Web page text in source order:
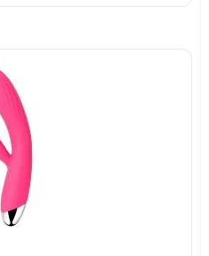
ніжної хвилі до потужних
— зручно брати з собою
приємний до тіла
ABS-пластику з
золота
— можна
+ магнітний USB-кабель у